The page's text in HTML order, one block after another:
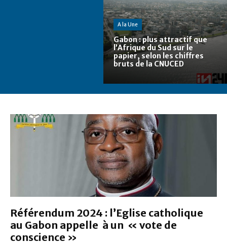
A la Une
Gabon : plus attractif que
l’Afrique du Sud sur le
papier, selon les chiffres
bruts de la CNUCED
Référendum 2024 : l’Eglise catholique
au Gabon appelle à un « vote de
conscience »